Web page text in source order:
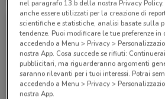
nel paragrafo 13.b della nostra Privacy
anche essere utilizzati per la creazione di
scientifiche e statistiche, analisi basate sulla
tendenze. Puoi modificare le tue preferenze
accedendo a Menu > Privacy >
nostra App. Cosa succede se rifiuti:
pubblicitari, ma riguarderanno argomenti
saranno rilevanti per i tuoi interessi. Potrai
accedendo a Menu > Privacy >
nostra App.